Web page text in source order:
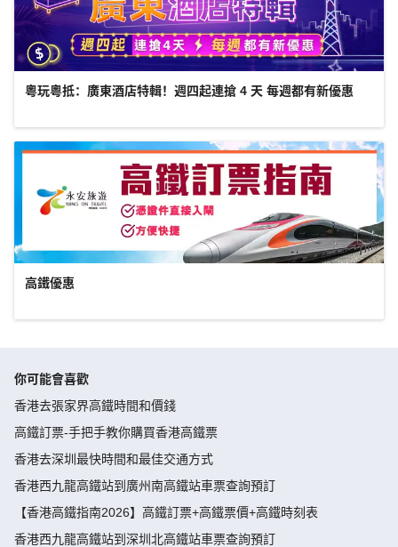
粵玩粵抵：廣東酒店特輯！週四起連搶 4 天 每週都有新優惠
高鐵優惠
你可能會喜歡
香港去張家界高鐵時間和價錢
高鐵訂票-手把手教你購買香港高鐵票
香港去深圳最快時間和最佳交通方式
香港西九龍高鐵站到廣州南高鐵站車票查詢預訂
【香港高鐵指南2026】高鐵訂票+高鐵票價+高鐵時刻表
香港西九龍高鐵站到深圳北高鐵站車票查詢預訂